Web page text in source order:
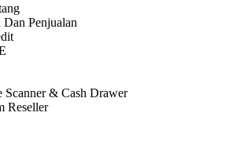
Penjualan
Scanner & Cash Drawer
Reseller